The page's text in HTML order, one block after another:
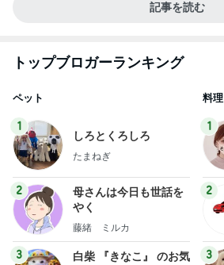
記事を読む
トップブロガーランキング
ペット
1
しろとくろしろ
たまねぎ
2
母さんは今日も世話を
やく
藤緒 ミルカ
3
白柴 『きなこ』 のお気
料理
1
2
3